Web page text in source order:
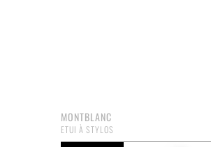
MONTBLANC
ETUI À STYLOS